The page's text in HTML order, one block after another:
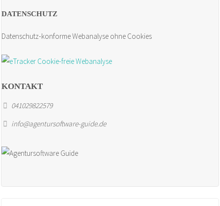
DATENSCHUTZ
Datenschutz-konforme Webanalyse ohne Cookies
KONTAKT
041029822579
info@agentursoftware-guide.de